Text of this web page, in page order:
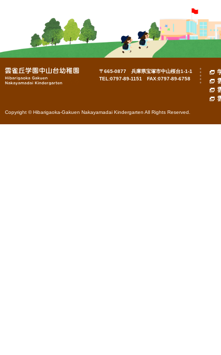
〒665-0877 兵庫県宝塚市中山桜台1-1-1
TEL:0797-89-1151 FAX:0797-89-6758
Copyright © Hibarigaoka-Gakuen Nakayamadai Kindergarten All Rights Reserved.